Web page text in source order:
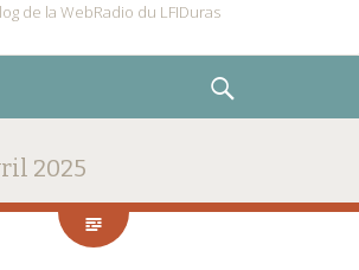
de la WebRadio du LFIDuras
2025